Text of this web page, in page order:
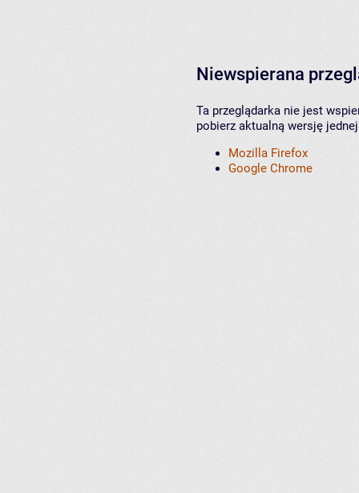
Niewspierana
Ta przeglądarka nie jest
pobierz aktualną wersję
Mozilla Firefox
Google Chrome